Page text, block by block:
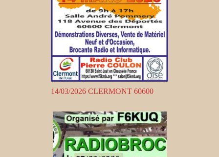
14/03/2026 CLERMONT 60600